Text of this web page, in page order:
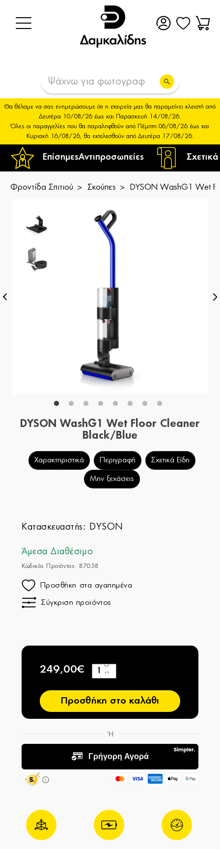
ΕπίσημεςΑντιπροσωπείες
Θα θέλαμε να σας ενημερώσουμε ότι η εταιρεία μας θα παραμείνει κλειστή από
Δευτέρα 10/08/26 έως και Παρασκευή 14/08/26.
Όλες οι παραγγελίες που θα παραληφθούν από Πέμπτη 06/08/26 έως και
Κυριακή 16/08/26, θα εκτελεσθούν από Δευτέρα 17/08/26.
Φροντίδα Σπιτιού Σκούπες DYSON WashG1 Wet
DYSON WashG1 Wet Floor Cleaner
Black/Blue
Χαρακτηριστικά Περιγραφή Σχετικά Είδη
Μην ξεχάσεις
Κατασκευαστής: DYSON
Άμεσα Διαθέσιμο
Κωδικός Προϊόντος: 87058
Προσθήκη στα αγαπημένα
Σύγκριση προϊόντος
249,00€
−
+
Προσθήκη στο καλάθι